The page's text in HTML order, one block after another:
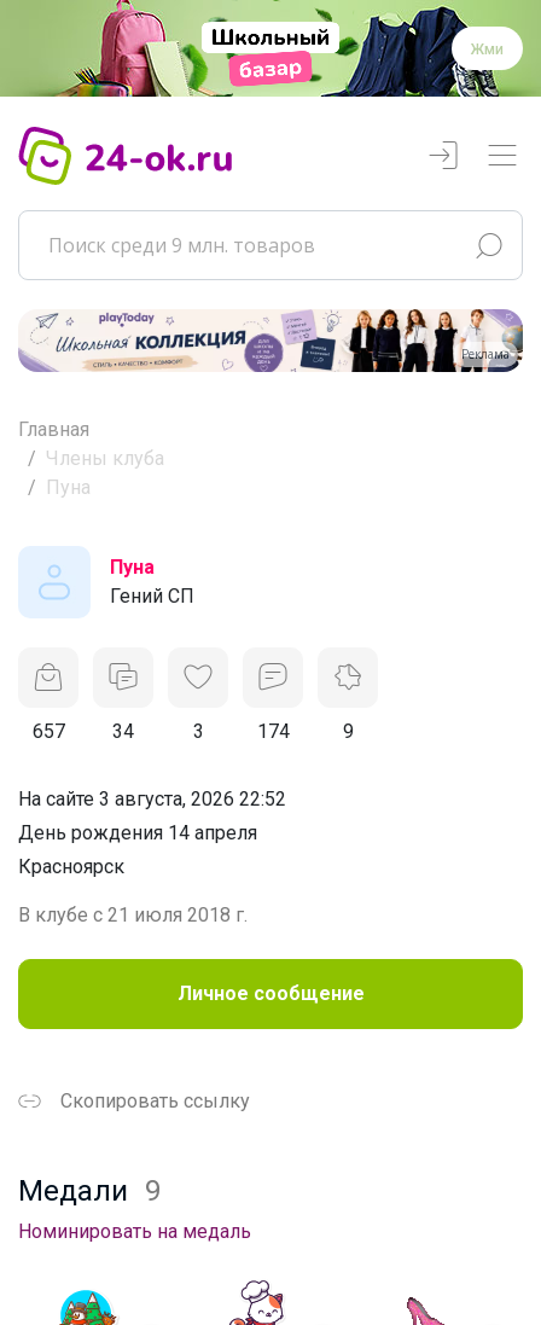
Жми
Реклама
Главная
Члены клуба
Пуна
Пуна
Гений СП
657 34 3 174 9
На сайте 3 августа, 2026 22:52
День рождения 14 апреля
Красноярск
В клубе с 21 июля 2018 г.
Личное сообщение
Скопировать ссылку
Медали 9
Номинировать на медаль